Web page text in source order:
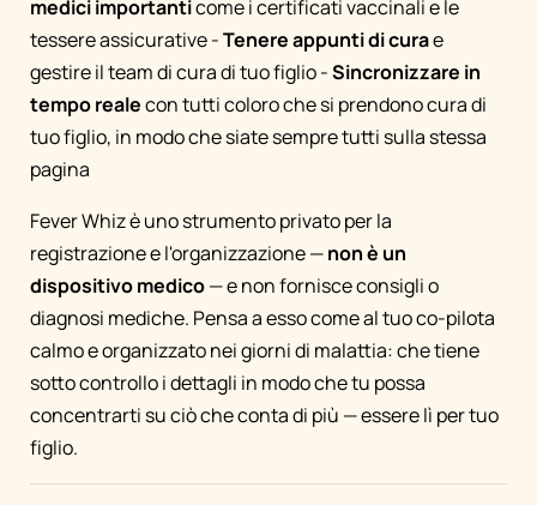
medici importanticome i certificati vaccinali e le
tessere assicurative -Tenere appunti di curae
gestire il team di cura di tuo figlio -Sincronizzare in
tempo realecon tutti coloro che si prendono cura di
tuo figlio, in modo che siate sempre tutti sulla stessa
pagina
Fever Whiz è uno strumento privato per la
registrazione e l'organizzazione —non è un
dispositivo medico— e non fornisce consigli o
diagnosi mediche. Pensa a esso come al tuo co-pilota
calmo e organizzato nei giorni di malattia: che tiene
sotto controllo i dettagli in modo che tu possa
concentrarti su ciò che conta di più — essere lì per tuo
figlio.